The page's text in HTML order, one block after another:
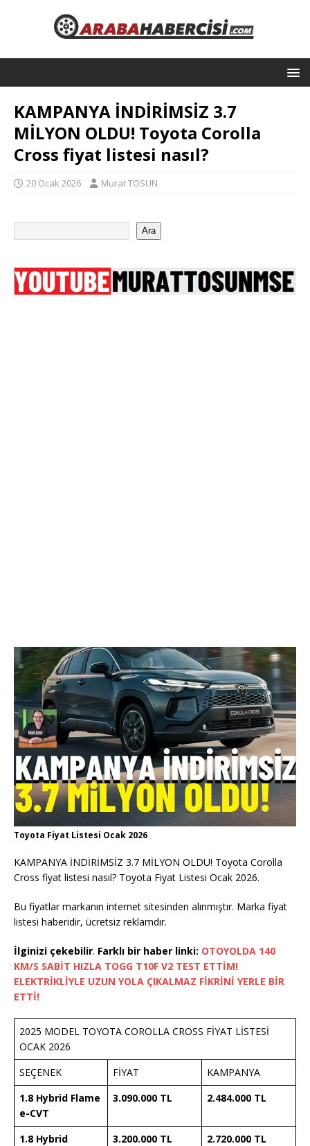
KAMPANYA İNDİRİMSİZ 3.7
MİLYON OLDU! Toyota Corolla
Cross fiyat listesi nasıl?
20 Ocak 2026 Murat TOSUN
Ara
Toyota Fiyat Listesi Ocak 2026
KAMPANYA İNDİRİMSİZ 3.7 MİLYON OLDU! Toyota Corolla
Cross fiyat listesi nasıl? Toyota Fiyat Listesi Ocak 2026.
Bu fiyatlar markanın internet sitesinden alınmıştır. Marka fiyat
listesi haberidir, ücretsiz reklamdır.
İlginizi çekebilir. Farklı bir haber linki: OTOYOLDA 140
KM/S SABİT HIZLA TOGG T10F V2 TEST ETTİM!
ELEKTRİKLİYLE UZUN YOLA ÇIKALMAZ FİKRİNİ YERLE BİR
ETTİ!
2025 MODEL TOYOTA COROLLA CROSS FİYAT LİSTESİ
OCAK 2026
SEÇENEK
FİYAT
KAMPANYA
1.8 Hybrid Flame
e-CVT
3.090.000 TL 2.484.000 TL
1.8 Hybrid
3.200.000 TL 2.720.000 TL